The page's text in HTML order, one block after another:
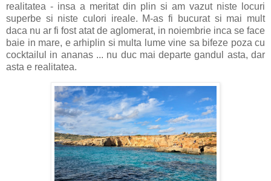
realitatea - insa a meritat din plin si am vazut niste locuri
superbe si niste culori ireale. M-as fi bucurat si mai mult
daca nu ar fi fost atat de aglomerat, in noiembrie inca se face
baie in mare, e arhiplin si multa lume vine sa bifeze poza cu
cocktailul in ananas ... nu duc mai departe gandul asta, dar
asta e realitatea.